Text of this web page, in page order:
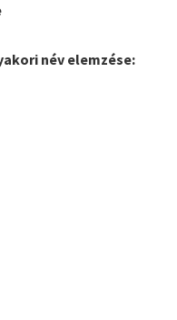
név elemzése: